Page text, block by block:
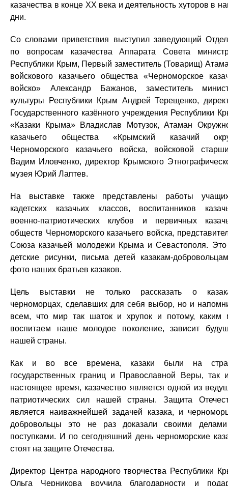
казачества в конце XX века и деятельность хуторов в
дни.
Со словами приветствия выступил заведующий
по вопросам казачества Аппарата Совета
Республики Крым, Первый заместитель (Товарищ)
войскового казачьего общества «Черноморское
войско» Александр Бажанов, заместитель
культуры Республики Крым Андрей Терещенко,
Государственного казённого учреждения Республики
«Казаки Крыма» Владислав Мотузок, Атаман
казачьего общества «Крымский казачий
Черноморского казачьего войска, войсковой
Вадим Иловченко, директор Крымского
музея Юрий Лаптев.
На выставке также представлены работы
кадетских казачьих классов, воспитанников
военно-патриотических клубов и первичных
обществ Черноморского казачьего войска,
Союза казачьей молодежи Крыма и Севастополя.
детские рисунки, письма детей казакам-
фото наших братьев казаков.
Цель выставки не только рассказать о
черноморцах, сделавших для себя выбор, но и
всем, что мир так шаток и хрупок и потому, каким
воспитаем наше молодое поколение, зависит
нашей страны.
Как и во все времена, казаки были на
государственных границ и Православной Веры, так
настоящее время, казачество является одной из
патриотических сил нашей страны. Защита
является наиважнейшей задачей казака, и
добровольцы это не раз доказали своими
поступками. И по сегодняшний день черноморские
стоят на защите Отечества.
Директор Центра народного творчества Республики
Ольга Черникова вручила благодарности и